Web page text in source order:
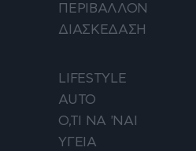
ΠΕΡΙΒΑΛΛΟΝ
ΔΙΑΣΚΕΔΑΣΗ
LIFESTYLE
AUTO
Ο,ΤΙ ΝΑ 'ΝΑΙ
ΥΓΕΙΑ